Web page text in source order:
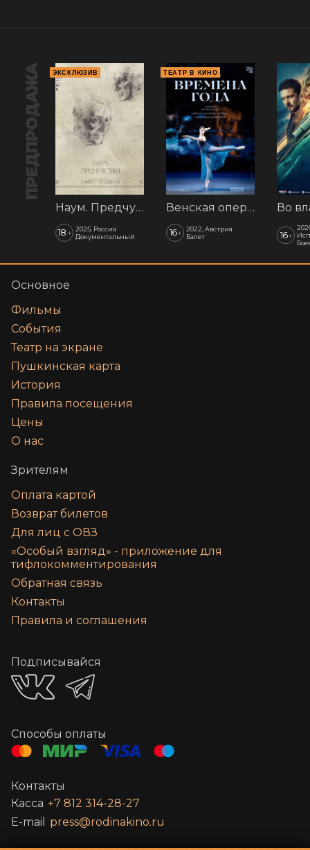
ПРЕДПРОДАЖА ЭКСКЛЮЗИВ
Наум. Предчувствия
18 + 2025, Россия
Документальный
ТЕАТР В КИНО
Венская опера: Времена года
16+
2022, Австрия
Балет
16+
Основное
Фильмы
События
Театр на экране
Пушкинская карта
История
Правила посещения
Цены
О нас
Зрителям
Оплата картой
Возврат билетов
Для лиц с ОВЗ
«‎Особый взгляд» - приложение для
тифлокомментирования
Обратная связь
Контакты
Правила и соглашения
Подписывайся
Способы оплаты
Контакты
Касса +7 812 314-28-27
E-mail
press@rodinakino.ru